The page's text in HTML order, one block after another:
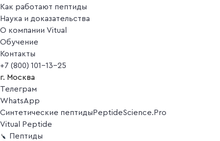
Как работают пептиды
Наука и доказательства
О компании Vitual
Обучение
Контакты
+7 (800) 101-13-25
г. Москва
Телеграм
WhatsApp
Синтетические пептиды PeptideScience.Pro
Vitual Peptide
Пептиды